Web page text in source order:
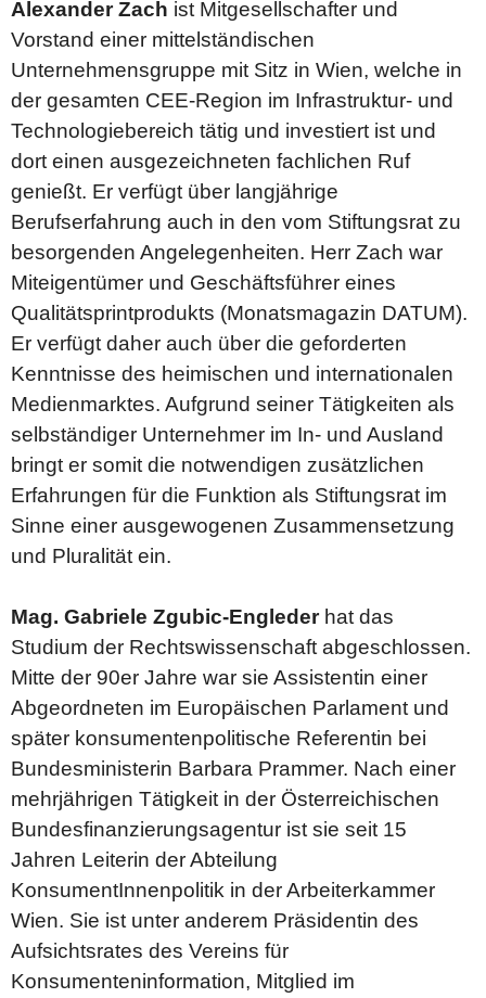
Alexander Zach ist Mitgesellschafter und
Vorstand einer mittelständischen
Unternehmensgruppe mit Sitz in Wien, welche in
der gesamten CEE-Region im Infrastruktur- und
Technologiebereich tätig und investiert ist und
dort einen ausgezeichneten fachlichen Ruf
genießt. Er verfügt über langjährige
Berufserfahrung auch in den vom Stiftungsrat zu
besorgenden Angelegenheiten. Herr Zach war
Miteigentümer und Geschäftsführer eines
Qualitätsprintprodukts (Monatsmagazin DATUM).
Er verfügt daher auch über die geforderten
Kenntnisse des heimischen und internationalen
Medienmarktes. Aufgrund seiner Tätigkeiten als
selbständiger Unternehmer im In- und Ausland
bringt er somit die notwendigen zusätzlichen
Erfahrungen für die Funktion als Stiftungsrat im
Sinne einer ausgewogenen Zusammensetzung
und Pluralität ein.
Mag. Gabriele Zgubic-Englederhat das
Studium der Rechtswissenschaft abgeschlossen.
Mitte der 90er Jahre war sie Assistentin einer
Abgeordneten im Europäischen Parlament und
später konsumentenpolitische Referentin bei
Bundesministerin Barbara Prammer. Nach einer
mehrjährigen Tätigkeit in der Österreichischen
Bundesfinanzierungsagentur ist sie seit 15
Jahren Leiterin der Abteilung
KonsumentInnenpolitik in der Arbeiterkammer
Wien. Sie ist unter anderem Präsidentin des
Aufsichtsrates des Vereins für
Konsumenteninformation, Mitglied im